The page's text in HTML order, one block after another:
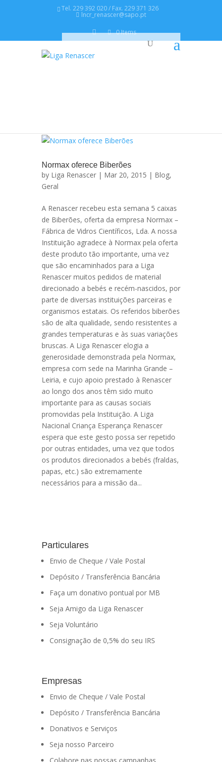
Tel. 229 392 020 / Fax. 229 371 326
lncr_renascer@sapo.pt
0 Items
Normax oferece Biberões
by Liga Renascer | Mar 20, 2015 | Blog,
Geral
A Renascer recebeu esta semana 5 caixas
de Biberões, oferta da empresa Normax –
Fábrica de Vidros Científicos, Lda. A nossa
Instituição agradece à Normax pela oferta
deste produto tão importante, uma vez
que são encaminhados para a Liga
Renascer muitos pedidos de material
direcionado a bebés e recém-nascidos, por
parte de diversas instituições parceiras e
organismos estatais. Os referidos biberões
são de alta qualidade, sendo resistentes a
grandes temperaturas e às suas variações
bruscas. A Liga Renascer elogia a
generosidade demonstrada pela Normax,
empresa com sede na Marinha Grande –
Leiria, e cujo apoio prestado à Renascer
ao longo dos anos têm sido muito
importante para as causas sociais
promovidas pela Instituição. A Liga
Nacional Criança Esperança Renascer
espera que este gesto possa ser repetido
por outras entidades, uma vez que todos
os produtos direcionados a bebés (fraldas,
papas, etc.) são extremamente
necessários para a missão da...
Particulares
Envio de Cheque / Vale Postal
Depósito / Transferência Bancária
Faça um donativo pontual por MB
Seja Amigo da Liga Renascer
Seja Voluntário
Consignação de 0,5% do seu IRS
Empresas
Envio de Cheque / Vale Postal
Depósito / Transferência Bancária
Donativos e Serviços
Seja nosso Parceiro